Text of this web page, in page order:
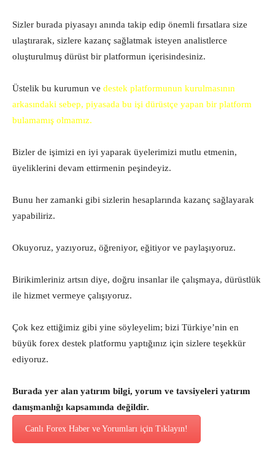
Sizler burada piyasayı anında takip edip önemli fırsatlara size
ulaştırarak, sizlere kazanç sağlatmak isteyen analistlerce
oluşturulmuş dürüst bir platformun içerisindesiniz.
Üstelik bu kurumun ve destek platformunun kurulmasının
arkasındaki sebep, piyasada bu işi dürüstçe yapan bir platform
bulamamış olmamız.
Bizler de işimizi en iyi yaparak üyelerimizi mutlu etmenin,
üyeliklerini devam ettirmenin peşindeyiz.
Bunu her zamanki gibi sizlerin hesaplarında kazanç sağlayarak
yapabiliriz.
Okuyoruz, yazıyoruz, öğreniyor, eğitiyor ve paylaşıyoruz.
Birikimleriniz artsın diye, doğru insanlar ile çalışmaya, dürüstlük
ile hizmet vermeye çalışıyoruz.
Çok kez ettiğimiz gibi yine söyleyelim; bizi Türkiye’nin en
büyük forex destek platformu yaptığınız için sizlere teşekkür
ediyoruz.
Burada yer alan yatırım bilgi, yorum ve tavsiyeleri yatırım
danışmanlığı kapsamında değildir.
Canlı Forex Haber ve Yorumları için Tıklayın!